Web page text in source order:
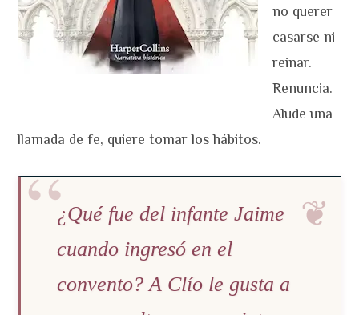
no querer
casarse ni
reinar.
Renuncia.
Alude una
llamada de fe, quiere tomar los hábitos.
¿Qué fue del infante Jaime
cuando ingresó en el
convento? A Clío le gusta a